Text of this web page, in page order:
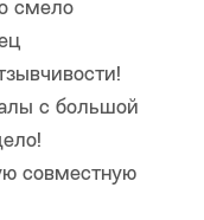
смело
с большой
совместную